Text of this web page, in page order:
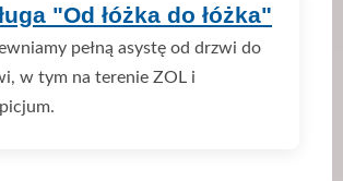
"Od łóżka do łóżka"
pełną asystę od drzwi do
w tym na terenie ZOL i